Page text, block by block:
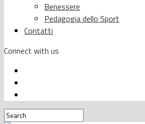
Benessere
Pedagogia dello Sport
Contatti
Connect with us